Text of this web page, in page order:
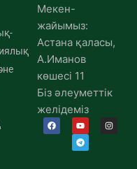
Мекен-
жайымыз:
Астана қаласы,
А.Иманов
көшесі 11
Біз әлеуметтік
желідеміз